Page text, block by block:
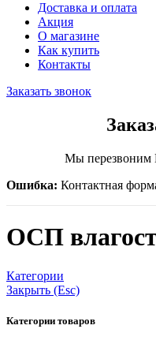
Доставка и оплата
Акция
О магазине
Как купить
Контакты
Заказать звонок
Мы перезвоним
Ошибка: Контактная
ОСП
Категории
Закрыть (Esc)
Категории товаров